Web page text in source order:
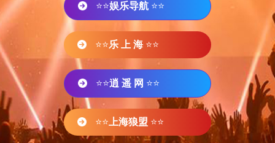
⭐⭐娱乐导航 ⭐⭐
⭐⭐乐 上 海 ⭐⭐
⭐⭐逍 遥 网 ⭐⭐
⭐⭐ 上海狼盟 ⭐⭐